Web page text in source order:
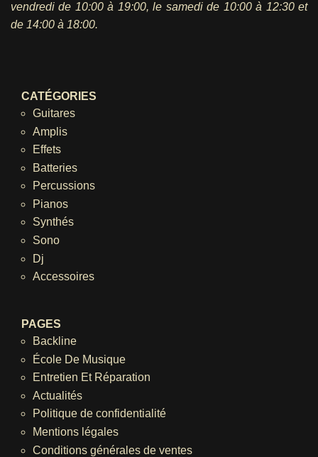
vendredi de 10:00 à 19:00, le samedi de 10:00 à 12:30 et
de 14:00 à 18:00.
CATÉGORIES
Guitares
Amplis
Effets
Batteries
Percussions
Pianos
Synthés
Sono
Dj
Accessoires
PAGES
Backline
École De Musique
Entretien Et Réparation
Actualités
Politique de confidentialité
Mentions légales
Conditions générales de ventes